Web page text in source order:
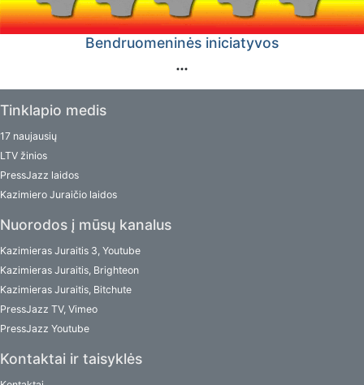
Bendruomeninės iniciatyvos
Tinklapio medis
17 naujausių
LTV žinios
PressJazz laidos
Kazimiero Juraičio laidos
Nuorodos į mūsų kanalus
Kazimieras Juraitis 3, Youtube
Kazimieras Juraitis, Brighteon
Kazimieras Juraitis, Bitchute
PressJazz TV, Vimeo
PressJazz Youtube
Kontaktai ir taisyklės